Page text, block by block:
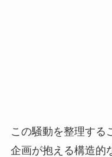
この騒動を整理する
企画が抱える構造的